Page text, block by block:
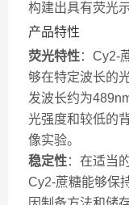
构建出具有荧光
产品特性
荧光特性：Cy2-
够在特定波长的
发波长约为
光强度和较低的
像实验。
稳定性：在适当
Cy2-蔗糖能够保